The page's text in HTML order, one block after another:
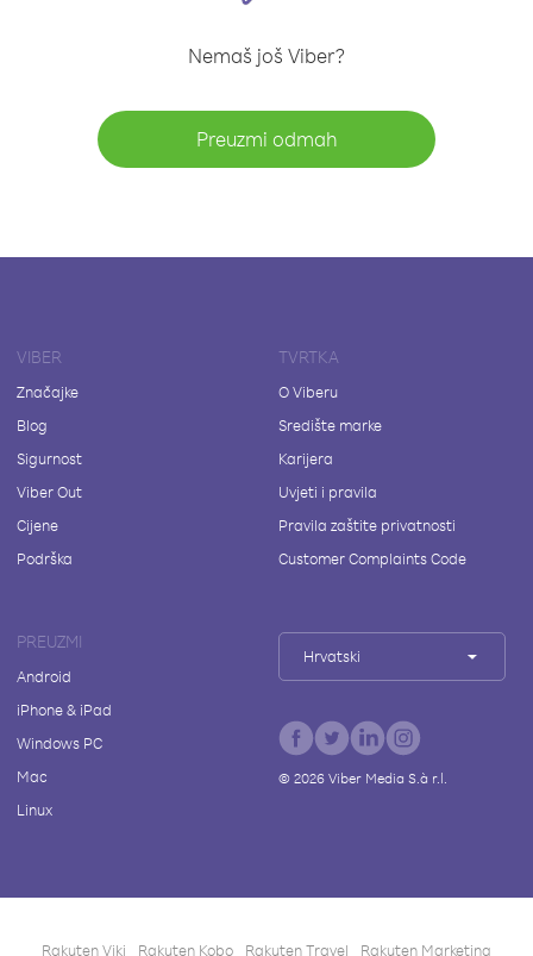
Nemaš još Viber?
Preuzmi odmah
VIBER
Značajke
Blog
Sigurnost
Viber Out
Cijene
Podrška
TVRTKA
O Viberu
Središte marke
Karijera
Uvjeti i pravila
Pravila zaštite privatnosti
Customer Complaints Code
PREUZMI
Android
iPhone & iPad
Windows PC
Mac
Linux
Hrvatski
© 2026Viber Media S.à r.l.
Rakuten Viki Rakuten Kobo Rakuten Travel Rakuten Marketing